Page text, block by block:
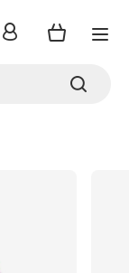
inloggen